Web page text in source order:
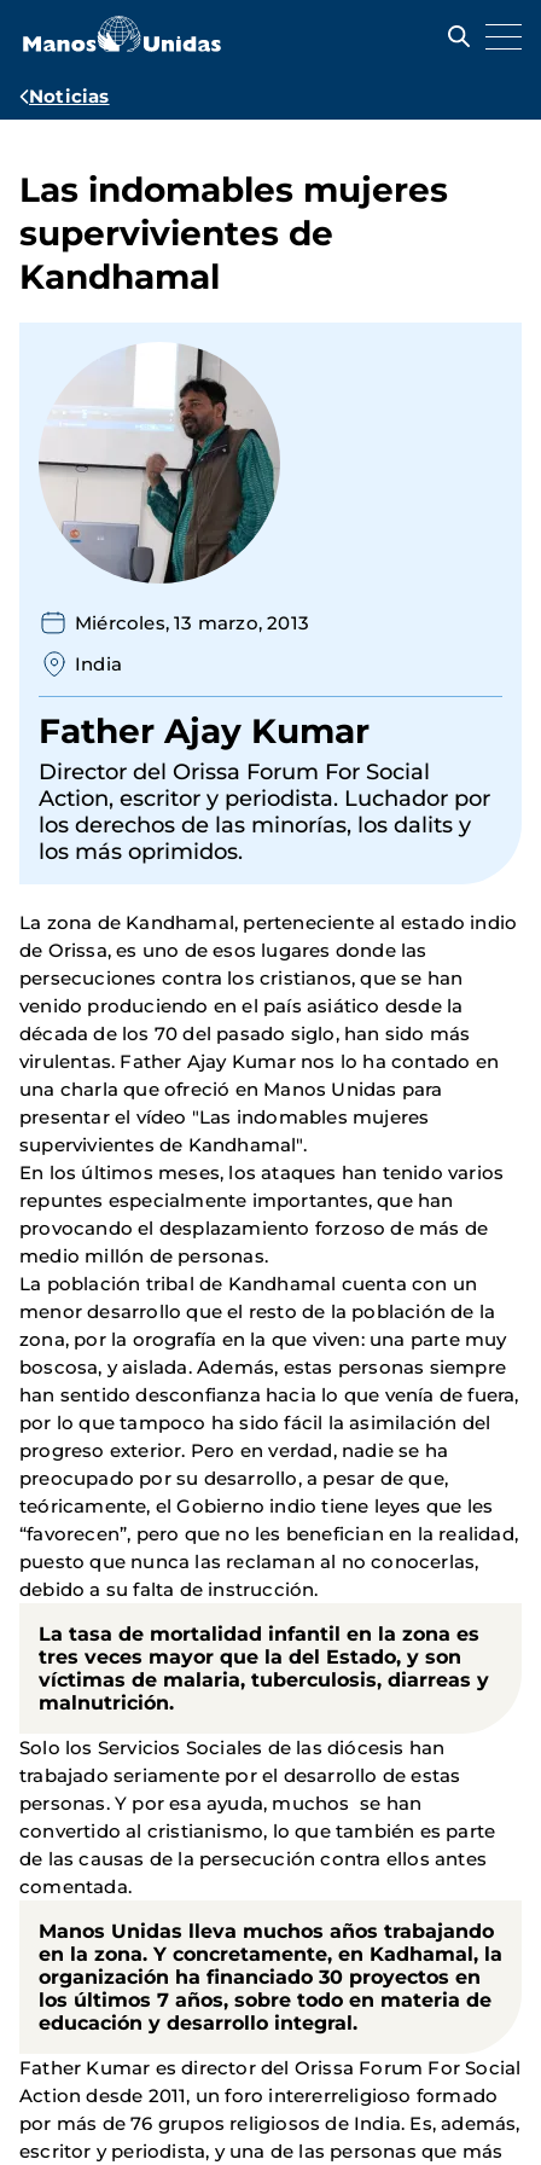
contenido
Ruta
navegación
Noticias
Las indomables mujeres
supervivientes de
Kandhamal
Miércoles, 13 marzo, 2013
India
Father Ajay Kumar
Director del Orissa Forum For Social
Action, escritor y periodista. Luchador por
los derechos de las minorías, los dalits y
los más oprimidos.
La zona de Kandhamal, perteneciente al estado indio
de Orissa, es uno de esos lugares donde las
persecuciones contra los cristianos, que se han
venido produciendo en el país asiático desde la
década de los 70 del pasado siglo, han sido más
virulentas. Father Ajay Kumar nos lo ha contado en
una charla que ofreció en Manos Unidas para
presentar el vídeo "Las indomables mujeres
supervivientes de Kandhamal".
En los últimos meses, los ataques han tenido varios
repuntes especialmente importantes, que han
provocando el desplazamiento forzoso de más de
medio millón de personas.
La población tribal de Kandhamal cuenta con un
menor desarrollo que el resto de la población de la
zona, por la orografía en la que viven: una parte muy
boscosa, y aislada. Además, estas personas siempre
han sentido desconfianza hacia lo que venía de fuera,
por lo que tampoco ha sido fácil la asimilación del
progreso exterior. Pero en verdad, nadie se ha
preocupado por su desarrollo, a pesar de que,
teóricamente, el Gobierno indio tiene leyes que les
“favorecen”, pero que no les benefician en la realidad,
puesto que nunca las reclaman al no conocerlas,
debido a su falta de instrucción.
La tasa de mortalidad infantil en la zona es
tres veces mayor que la del Estado, y son
víctimas de malaria, tuberculosis, diarreas y
malnutrición.
Solo los Servicios Sociales de las diócesis han
trabajado seriamente por el desarrollo de estas
personas. Y por esa ayuda, muchos se han
convertido al cristianismo, lo que también es parte
de las causas de la persecución contra ellos antes
comentada.
Manos Unidas lleva muchos años trabajando
en la zona. Y concretamente, en Kadhamal, la
organización ha financiado 30 proyectos en
los últimos 7 años, sobre todo en materia de
educación y desarrollo integral.
Father Kumar es director del Orissa Forum For Social
Action desde 2011, un foro intererreligioso formado
por más de 76 grupos religiosos de India. Es, además,
escritor y periodista, y una de las personas que más